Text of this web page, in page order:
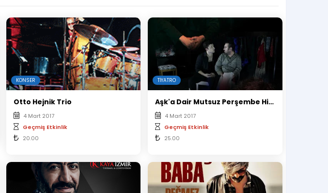
KONSER
Otto Hejnik Trio
4 Mart 2017
Geçmiş Etkinlik
20.00
TIYATRO
Aşk'a Dair Mutsuz Perşembe Hikayeleri
4 Mart 2017
Geçmiş Etkinlik
25.00